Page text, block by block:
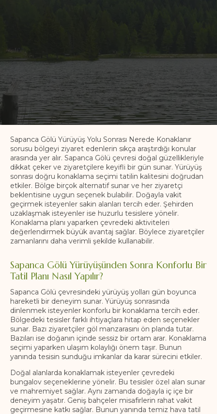
Sapanca Gölü Yürüyüş Yolu Sonrası Nerede Konaklanır
sorusu bölgeyi ziyaret edenlerin sıkça araştırdığı konular
arasında yer alır. Sapanca Gölü çevresi doğal güzellikleriyle
dikkat çeker ve ziyaretçilere keyifli bir gün sunar. Yürüyüş
sonrası doğru konaklama seçimi tatilin kalitesini doğrudan
etkiler. Bölge birçok alternatif sunar ve her ziyaretçi
beklentisine uygun seçenek bulabilir. Doğayla vakit
geçirmek isteyenler sakin alanları tercih eder. Şehirden
uzaklaşmak isteyenler ise huzurlu tesislere yönelir.
Konaklama planı yaparken çevredeki aktiviteleri
değerlendirmek büyük avantaj sağlar. Böylece ziyaretçiler
zamanlarını daha verimli şekilde kullanabilir.
Sapanca Gölü Yürüyüşünden Sonra Konforlu Bir
Tatil Planı Nasıl Yapılır?
Sapanca Gölü çevresindeki yürüyüş yolları gün boyunca
hareketli bir deneyim sunar. Yürüyüş sonrasında
dinlenmek isteyenler konforlu bir konaklama tercih eder.
Bölgedeki tesisler farklı ihtiyaçlara hitap eden seçenekler
sunar. Bazı ziyaretçiler göl manzarasını ön planda tutar.
Bazıları ise doğanın içinde sessiz bir ortam arar. Konaklama
seçimi yaparken ulaşım kolaylığı önem taşır. Bunun
yanında tesisin sunduğu imkanlar da karar sürecini etkiler.
Doğal alanlarda konaklamak isteyenler çevredeki
bungalov seçeneklerine yönelir. Bu tesisler özel alan sunar
ve mahremiyet sağlar. Aynı zamanda doğayla iç içe bir
deneyim yaşatır. Geniş bahçeler misafirlerin rahat vakit
geçirmesine katkı sağlar. Bunun yanında temiz hava tatil